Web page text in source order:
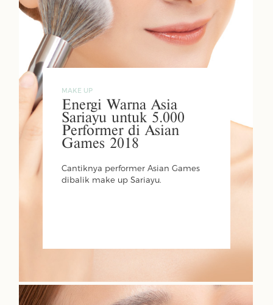
MAKE UP
Energi Warna Asia
Sariayu untuk 5.000
Performer di Asian
Games 2018
Cantiknya performer Asian Games
dibalik make up Sariayu.